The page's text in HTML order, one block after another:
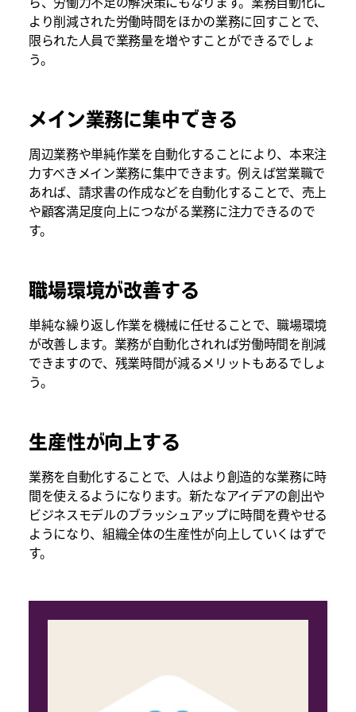
より削減された労働時間をほかの業務に回すことで、
限られた人員で業務量を増やすことができるでしょ
う。
メイン業務に集中できる
周辺業務や単純作業を自動化することにより、本来注
力すべきメイン業務に集中できます。例えば営業職で
あれば、請求書の作成などを自動化することで、売上
や顧客満足度向上につながる業務に注力できるので
す。
職場環境が改善する
単純な繰り返し作業を機械に任せることで、職場環境
が改善します。業務が自動化されれば労働時間を削減
できますので、残業時間が減るメリットもあるでしょ
う。
生産性が向上する
業務を自動化することで、人はより創造的な業務に時
間を使えるようになります。新たなアイデアの創出や
ビジネスモデルのブラッシュアップに時間を費やせる
ようになり、組織全体の生産性が向上していくはずで
す。